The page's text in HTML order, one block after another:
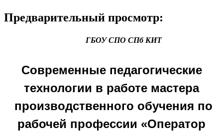
Предварительный просмотр:
ГБОУ СПО СПб КИТ
Современные педагогические
технологии в работе мастера
производственного обучения по
рабочей профессии «Оператор